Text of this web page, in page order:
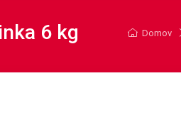
Domov
6 kg